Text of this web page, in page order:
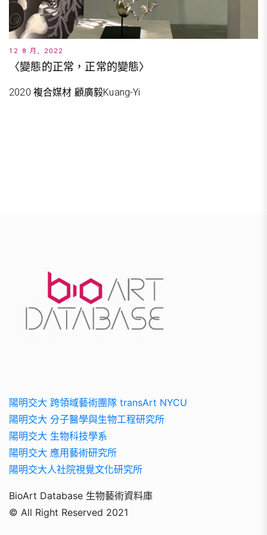
12 8 月, 2022
〈變態的正常，正常的變態〉
2020 複合媒材 顧廣毅Kuang-Yi
陽明交大 跨領域藝術團隊 transArt NYCU
陽明交大 分子醫學與生物工程研究所
陽明交大 生物科技學系
陽明交大 應用藝術研究所
陽明交大人社院視覺文化研究所
BioArt Database 生物藝術資料庫
© All Right Reserved 2021